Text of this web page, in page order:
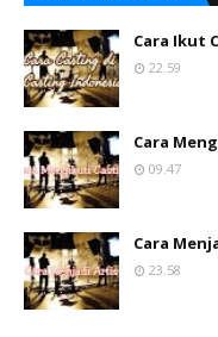
Cara Ikut
22.59
Cara
09.47
Cara
23.58